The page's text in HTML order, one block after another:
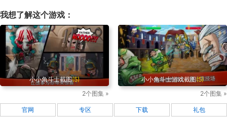
我想了解这个游戏：
小小角斗士截图(5)
2个图集 »
小小角斗士游戏截图(5)
2个图集 »
官网 专区 下载 礼包